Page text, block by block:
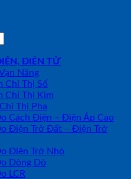
ĐIỆN TỬ
Năng
Chỉ Thị Số
Chỉ Thị Kim
Thị Pha
Cách Điện – Điện Áp Cao
Điện Trở Đất – Điện Trở
Điện Trở Nhỏ
Dòng Dò
LCR